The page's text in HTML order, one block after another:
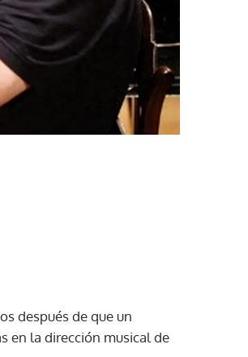
después de que un
en la dirección musical de